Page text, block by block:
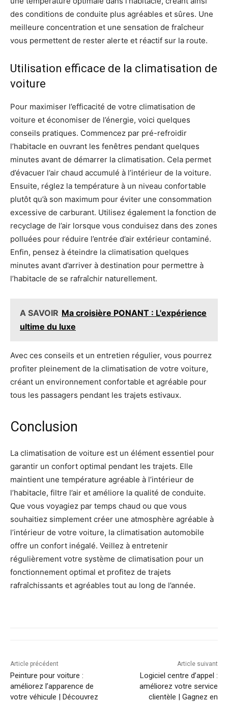
des conditions de conduite plus agréables et sûres. Une
meilleure concentration et une sensation de fraîcheur
vous permettent de rester alerte et réactif sur la route.
Utilisation efficace de la climatisation de
voiture
Pour maximiser l’efficacité de votre climatisation de
voiture et économiser de l’énergie, voici quelques
conseils pratiques. Commencez par pré-refroidir
l’habitacle en ouvrant les fenêtres pendant quelques
minutes avant de démarrer la climatisation. Cela permet
d’évacuer l’air chaud accumulé à l’intérieur de la voiture.
Ensuite, réglez la température à un niveau confortable
plutôt qu’à son maximum pour éviter une consommation
excessive de carburant. Utilisez également la fonction de
recyclage de l’air lorsque vous conduisez dans des zones
polluées pour réduire l’entrée d’air extérieur contaminé.
Enfin, pensez à éteindre la climatisation quelques
minutes avant d’arriver à destination pour permettre à
l’habitacle de se rafraîchir naturellement.
A SAVOIR Ma croisière PONANT : L'expérience
ultime du luxe
Avec ces conseils et un entretien régulier, vous pourrez
profiter pleinement de la climatisation de votre voiture,
créant un environnement confortable et agréable pour
tous les passagers pendant les trajets estivaux.
Conclusion
La climatisation de voiture est un élément essentiel pour
garantir un confort optimal pendant les trajets. Elle
maintient une température agréable à l’intérieur de
l’habitacle, filtre l’air et améliore la qualité de conduite.
Que vous voyagiez par temps chaud ou que vous
souhaitiez simplement créer une atmosphère agréable à
l’intérieur de votre voiture, la climatisation automobile
offre un confort inégalé. Veillez à entretenir
régulièrement votre système de climatisation pour un
fonctionnement optimal et profitez de trajets
rafraîchissants et agréables tout au long de l’année.
Article précédent
Peinture pour voiture :
améliorez l’apparence de
votre véhicule | Découvrez
Article suivant
Logiciel centre d’appel :
améliorez votre service
clientèle | Gagnez en